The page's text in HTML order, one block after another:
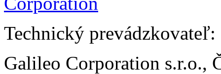
Technický prevádzkovateľ:
Galileo Corporation s.r.o.,